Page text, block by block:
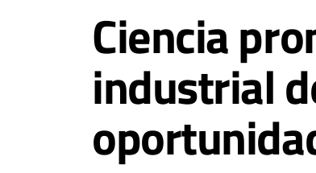
Ciencia
industrial